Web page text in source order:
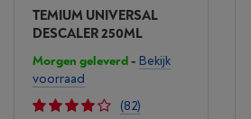
TEMIUM UNIVERSAL
DESCALER 250ML
Morgen geleverd- Bekijk
voorraad
(82)